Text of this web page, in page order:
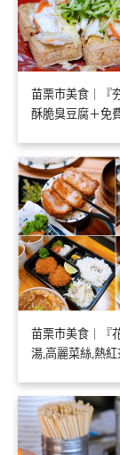
苗栗市美食｜『
酥脆臭豆腐＋免
苗栗市美食｜『
湯,高麗菜絲,熱